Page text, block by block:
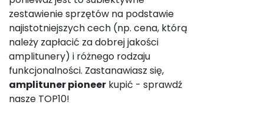
zestawienie sprzętów na podstawie
najistotniejszych cech (np. cena, którą
należy zapłacić za dobrej jakości
amplitunery) i różnego rodzaju
funkcjonalności. Zastanawiasz się,
amplituner pioneer kupić - sprawdź
nasze TOP10!